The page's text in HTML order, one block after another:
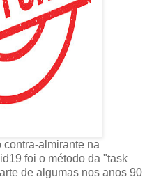
contra-almirante na
foi o método da "task
de algumas nos anos 90